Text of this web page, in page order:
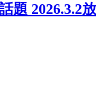
題 2026.3.2